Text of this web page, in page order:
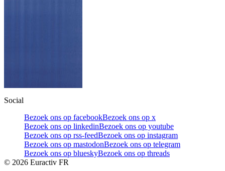
Social
Bezoek ons op facebookBezoek ons op x
Bezoek ons op linkedinBezoek ons op youtube
Bezoek ons op rss-feedBezoek ons op instagram
Bezoek ons op mastodonBezoek ons op telegram
Bezoek ons op blueskyBezoek ons op threads
© 2026 Euractiv FR